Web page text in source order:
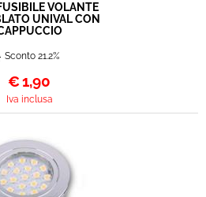
VOLANTE
UNIVAL CON
Sconto 21.2%
€1,90
Iva inclusa